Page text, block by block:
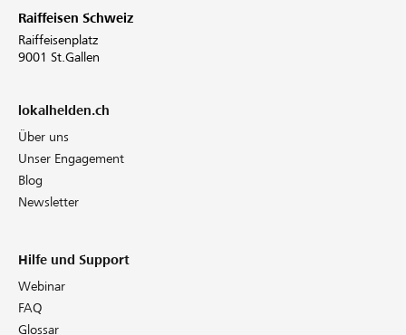
Raiffeisen Schweiz
Raiffeisenplatz
9001 St.Gallen
lokalhelden.ch
Über uns
Unser Engagement
Blog
Newsletter
Hilfe und Support
Webinar
FAQ
Glossar